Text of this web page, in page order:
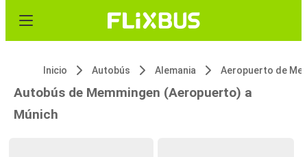
Inicio Autobús Alemania
Autobús de Memmingen (Aeropuerto) a
Múnich